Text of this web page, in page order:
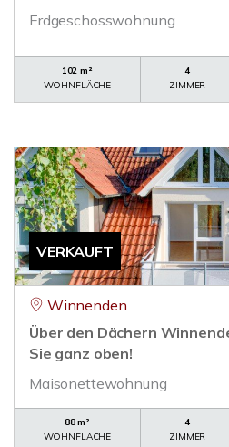
Erdgeschosswohnung
102 m²
WOHNFLÄCHE
4
ZIMMER
VERKAUFT
Winnenden
Über den Dächern
Sie ganz oben!
Maisonettewohnung
88 m²
WOHNFLÄCHE
4
ZIMMER